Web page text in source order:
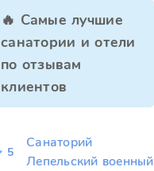
🔥 Самые лучшие
санатории и отели
по отзывам
клиентов
5
Санаторий
Лепельский военный